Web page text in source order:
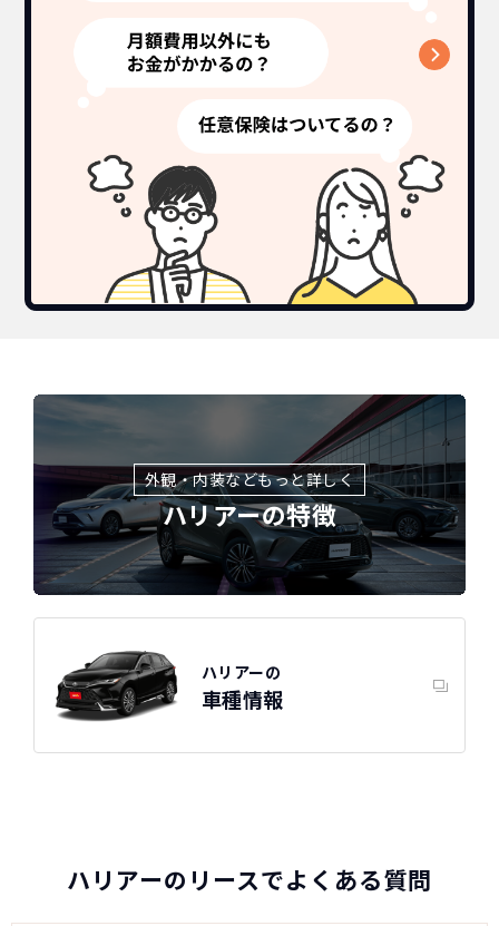
外観・内装などもっと詳しく
ハリアーの特徴
ハリアーの
車種情報
ハリアーのリースでよくある質問